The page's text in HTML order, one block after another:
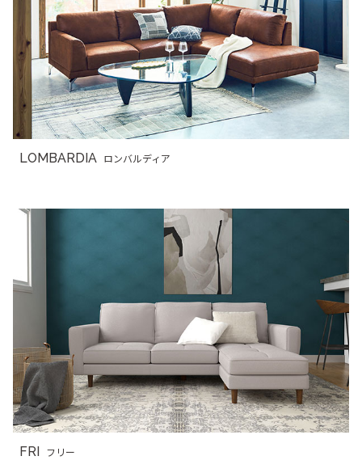
LOMBARDIA ロンバルディア
FRI フリー